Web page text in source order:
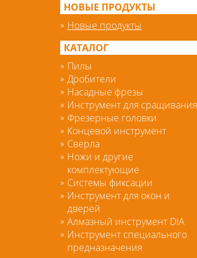
НОВЫЕ ПРОДУКТЫ
Новые продукты
КАТАЛОГ
Пилы
Дробители
Насадные фрезы
Инструмент для сращивания
Фрезерные головки
Концевой инструмент
Сверла
Ножи и другие
комплектующие
Системы фиксации
Инструмент для окон и
дверей
Алмазный инструмент DIA
Инструмент специального
предназначения